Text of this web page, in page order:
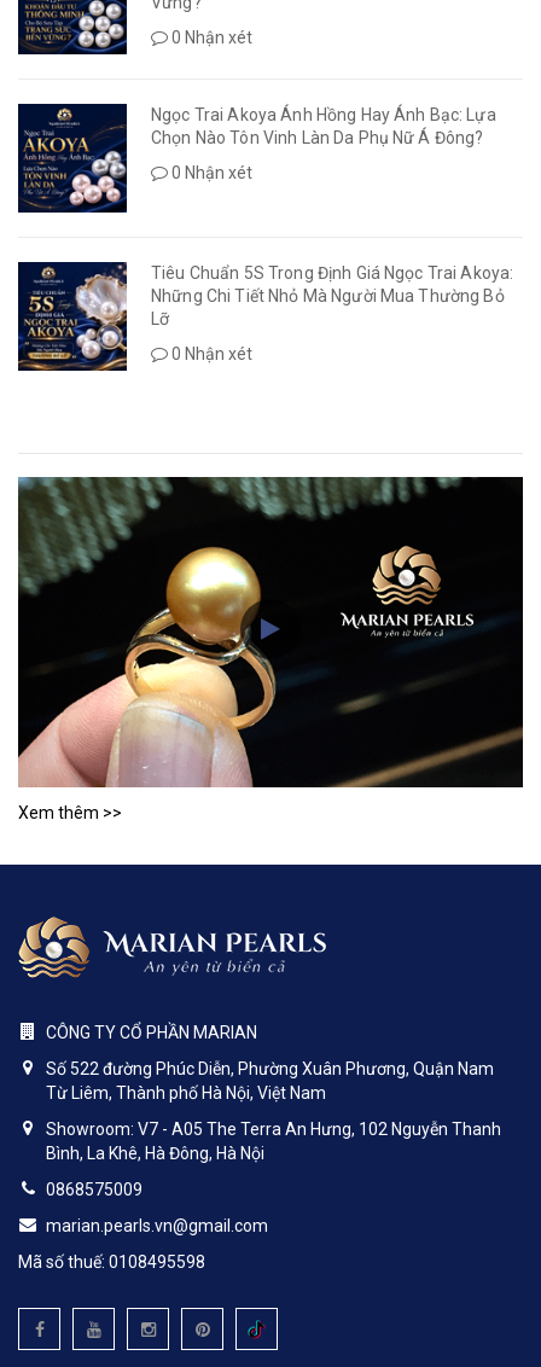
0 Nhận xét
Ngọc Trai Akoya Ánh Hồng Hay Ánh Bạc: Lựa
Chọn Nào Tôn Vinh Làn Da Phụ Nữ Á Đông?
0 Nhận xét
Tiêu Chuẩn 5S Trong Định Giá Ngọc Trai Akoya:
Những Chi Tiết Nhỏ Mà Người Mua Thường Bỏ
Lỡ
0 Nhận xét
Xem thêm >>
CÔNG TY CỔ PHẦN MARIAN
Số 522 đường Phúc Diễn, Phường Xuân Phương, Quận Nam
Từ Liêm, Thành phố Hà Nội, Việt Nam
Showroom: V7 - A05 The Terra An Hưng, 102 Nguyễn Thanh
Bình, La Khê, Hà Đông, Hà Nội
0868575009
marian.pearls.vn@gmail.com
Mã số thuế: 0108495598